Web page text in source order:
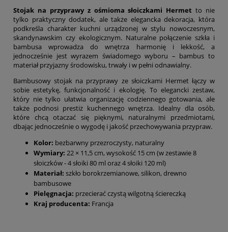
Stojak na przyprawy z ośmioma słoiczkami Hermet to nie
tylko praktyczny dodatek, ale także elegancka dekoracja, która
podkreśla charakter kuchni urządzonej w stylu nowoczesnym,
skandynawskim czy ekologicznym. Naturalne połączenie szkła i
bambusa wprowadza do wnętrza harmonię i lekkość, a
jednocześnie jest wyrazem świadomego wyboru – bambus to
materiał przyjazny środowisku, trwały i w pełni odnawialny.
Bambusowy stojak na przyprawy ze słoiczkami Hermet łączy w
sobie estetykę, funkcjonalność i ekologię. To elegancki zestaw,
który nie tylko ułatwia organizację codziennego gotowania, ale
także podnosi prestiż kuchennego wnętrza. Idealny dla osób,
które chcą otaczać się pięknymi, naturalnymi przedmiotami,
dbając jednocześnie o wygodę i jakość przechowywania przypraw.
Kolor: bezbarwny przezroczysty, naturalny
Wymiary: 22 × 11,5 cm, wysokość 15 cm (w zestawie 8
słoiczków - 4 słoiki 80 ml oraz 4 słoiki 120 ml)
Materiał: szkło borokrzemianowe, silikon, drewno
bambusowe
Pielęgnacja: przecierać czystą wilgotną ściereczką
Kraj producenta: Francja